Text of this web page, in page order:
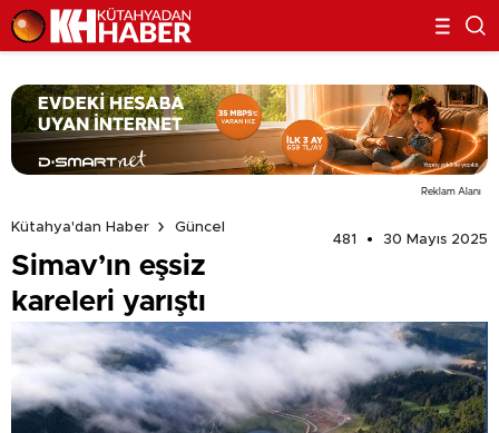
Reklam Alanı
Kütahya'dan Haber
Güncel
481
30 Mayıs 2025
Simav’ın eşsiz
kareleri yarıştı